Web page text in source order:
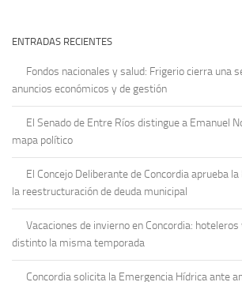
ENTRADAS RECIENTES
Fondos nacionales y salud: Frigerio cierra una
anuncios económicos y de gestión
El Senado de Entre Ríos distingue a Emanuel
mapa político
El Concejo Deliberante de Concordia aprueba
la reestructuración de deuda municipal
Vacaciones de invierno en Concordia:
distinto la misma temporada
Concordia solicita la Emergencia Hídrica ante